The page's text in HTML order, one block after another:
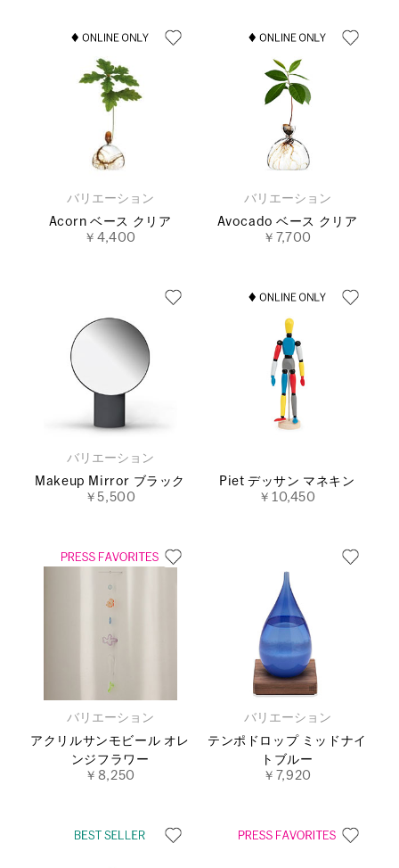
バリエーション
Acorn ベース クリア
￥4,400
バリエーション
Avocado ベース クリア
￥7,700
バリエーション
Makeup Mirror ブラック
￥5,500
Piet デッサン マネキン
￥10,450
バリエーション
アクリルサンモビール オレ
ンジフラワー
￥8,250
バリエーション
テンポドロップ ミッドナイ
トブルー
￥7,920